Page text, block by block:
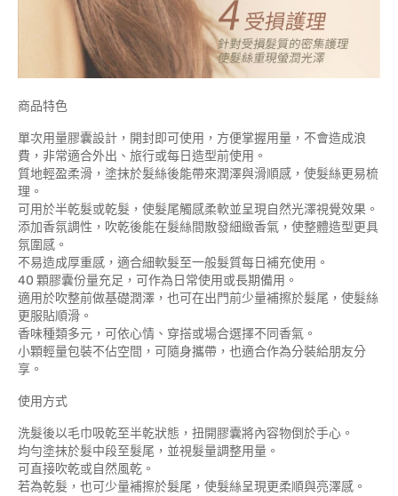
商品特色
單次用量膠囊設計，開封即可使用，方便掌握用量，不會造成浪
費，非常適合外出、旅行或每日造型前使用。
質地輕盈柔滑，塗抹於髮絲後能帶來潤澤與滑順感，使髮絲更易梳
理。
可用於半乾髮或乾髮，使髮尾觸感柔軟並呈現自然光澤視覺效果。
添加香氛調性，吹乾後能在髮絲間散發細緻香氣，使整體造型更具
氛圍感。
不易造成厚重感，適合細軟髮至一般髮質每日補充使用。
40 顆膠囊份量充足，可作為日常使用或長期備用。
適用於吹整前做基礎潤澤，也可在出門前少量補擦於髮尾，使髮絲
更服貼順滑。
香味種類多元，可依心情、穿搭或場合選擇不同香氣。
小顆輕量包裝不佔空間，可隨身攜帶，也適合作為分裝給朋友分
享。
使用方式
洗髮後以毛巾吸乾至半乾狀態，扭開膠囊將內容物倒於手心。
均勻塗抹於髮中段至髮尾，並視髮量調整用量。
可直接吹乾或自然風乾。
若為乾髮，也可少量補擦於髮尾，使髮絲呈現更柔順與亮澤感。